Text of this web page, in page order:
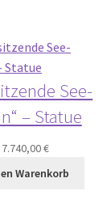
See-
– Statue
7.740,00€
Warenkorb